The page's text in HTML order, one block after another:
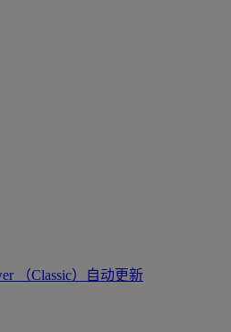
（Classic）自动更新